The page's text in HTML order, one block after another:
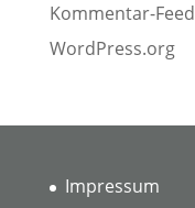
Kommentar-Feed
WordPress.org
Impressum